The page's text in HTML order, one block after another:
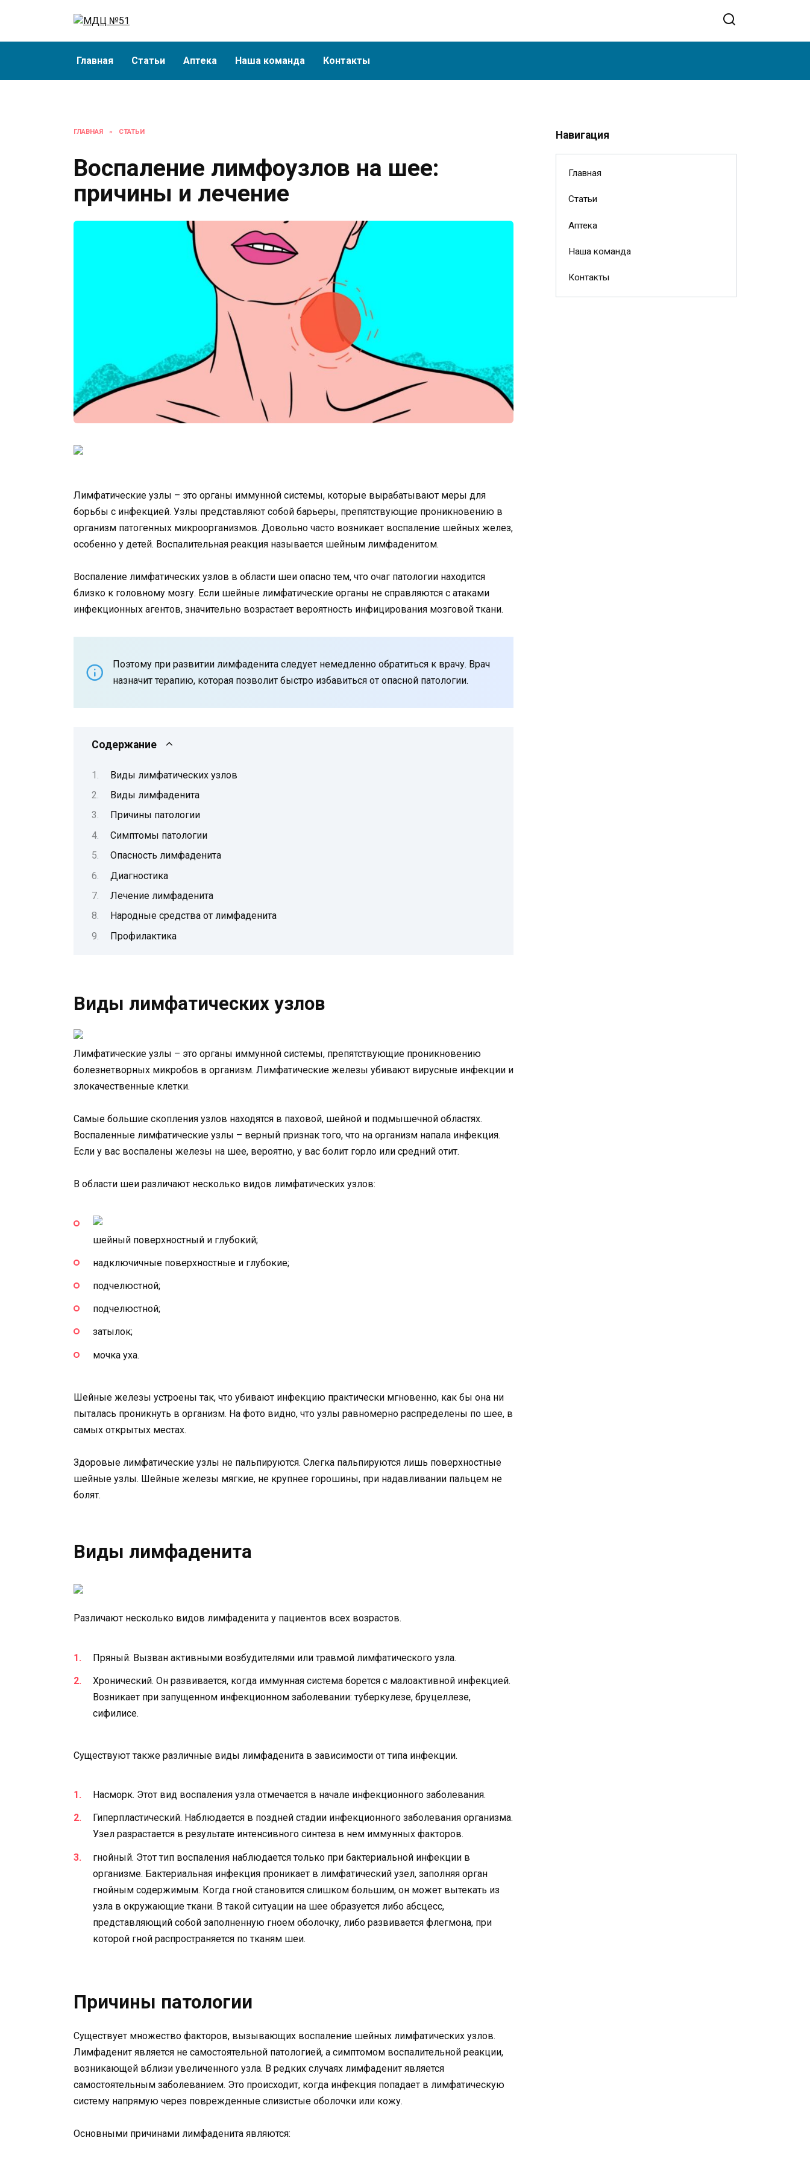
Главная Статьи Аптека Наша команда Контакты
ГЛАВНАЯ » СТАТЬИ
Воспаление лимфоузлов на шее:
причины и лечение
Лимфатические узлы – это органы иммунной системы, которые вырабатывают меры для
борьбы с инфекцией. Узлы представляют собой барьеры, препятствующие проникновению в
организм патогенных микроорганизмов. Довольно часто возникает воспаление шейных желез,
особенно у детей. Воспалительная реакция называется шейным лимфаденитом.
Воспаление лимфатических узлов в области шеи опасно тем, что очаг патологии находится
близко к головному мозгу. Если шейные лимфатические органы не справляются с атаками
инфекционных агентов, значительно возрастает вероятность инфицирования мозговой ткани.
Поэтому при развитии лимфаденита следует немедленно обратиться к врачу. Врач
назначит терапию, которая позволит быстро избавиться от опасной патологии.
Содержание
Виды лимфатических узлов
Виды лимфаденита
Причины патологии
Симптомы патологии
Опасность лимфаденита
Диагностика
Лечение лимфаденита
Народные средства от лимфаденита
Профилактика
Виды лимфатических узлов
Лимфатические узлы – это органы иммунной системы, препятствующие проникновению
болезнетворных микробов в организм. Лимфатические железы убивают вирусные инфекции и
злокачественные клетки.
Самые большие скопления узлов находятся в паховой, шейной и подмышечной областях.
Воспаленные лимфатические узлы – верный признак того, что на организм напала инфекция.
Если у вас воспалены железы на шее, вероятно, у вас болит горло или средний отит.
В области шеи различают несколько видов лимфатических узлов:
шейный поверхностный и глубокий;
надключичные поверхностные и глубокие;
подчелюстной;
подчелюстной;
затылок;
мочка уха.
Шейные железы устроены так, что убивают инфекцию практически мгновенно, как бы она ни
пыталась проникнуть в организм. На фото видно, что узлы равномерно распределены по шее, в
самых открытых местах.
Здоровые лимфатические узлы не пальпируются. Слегка пальпируются лишь поверхностные
шейные узлы. Шейные железы мягкие, не крупнее горошины, при надавливании пальцем не
болят.
Виды лимфаденита
Различают несколько видов лимфаденита у пациентов всех возрастов.
Пряный. Вызван активными возбудителями или травмой лимфатического узла.
Хронический. Он развивается, когда иммунная система борется с малоактивной инфекцией.
Возникает при запущенном инфекционном заболевании: туберкулезе, бруцеллезе,
сифилисе.
Существуют также различные виды лимфаденита в зависимости от типа инфекции.
Насморк. Этот вид воспаления узла отмечается в начале инфекционного заболевания.
Гиперпластический. Наблюдается в поздней стадии инфекционного заболевания организма.
Узел разрастается в результате интенсивного синтеза в нем иммунных факторов.
гнойный. Этот тип воспаления наблюдается только при бактериальной инфекции в
организме. Бактериальная инфекция проникает в лимфатический узел, заполняя орган
гнойным содержимым. Когда гной становится слишком большим, он может вытекать из
узла в окружающие ткани. В такой ситуации на шее образуется либо абсцесс,
представляющий собой заполненную гноем оболочку, либо развивается флегмона, при
которой гной распространяется по тканям шеи.
Причины патологии
Существует множество факторов, вызывающих воспаление шейных лимфатических узлов.
Лимфаденит является не самостоятельной патологией, а симптомом воспалительной реакции,
возникающей вблизи увеличенного узла. В редких случаях лимфаденит является
самостоятельным заболеванием. Это происходит, когда инфекция попадает в лимфатическую
систему напрямую через поврежденные слизистые оболочки или кожу.
Основными причинами лимфаденита являются:
Навигация
Главная
Статьи
Аптека
Наша команда
Контакты